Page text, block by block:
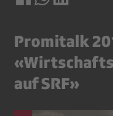
Promitalk
auf SRF»